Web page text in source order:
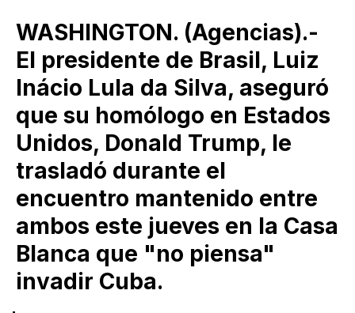
WASHINGTON. (Agencias).-
El presidente de Brasil, Luiz
Inácio Lula da Silva, aseguró
que su homólogo en Estados
Unidos, Donald Trump, le
trasladó durante el
encuentro mantenido entre
ambos este jueves en la Casa
Blanca que "no piensa"
invadir Cuba.